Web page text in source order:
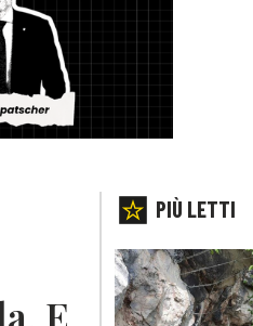
E
PIÙ LETTI